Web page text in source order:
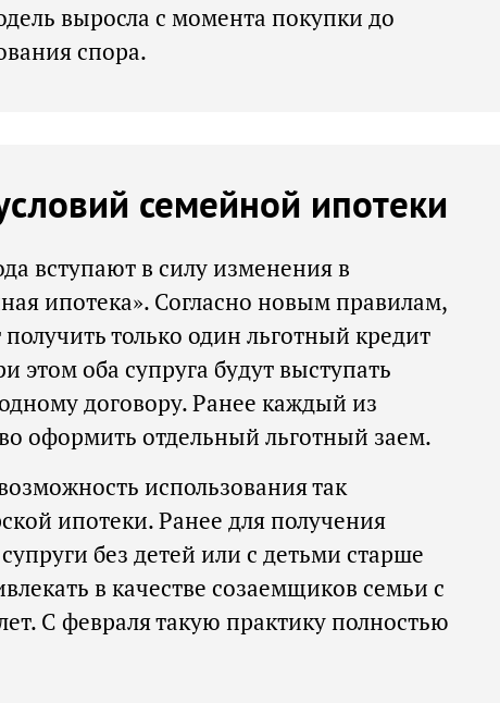
выросла с момента покупки до
спора.
семейной ипотеки
вступают в силу изменения в
ипотека». Согласно новым правилам,
только один льготный кредит
этом оба супруга будут выступать
договору. Ранее каждый из
оформить отдельный льготный заем.
использования так
ипотеки. Ранее для получения
без детей или с детьми старше
в качестве созаемщиков семьи с
С февраля такую практику полностью